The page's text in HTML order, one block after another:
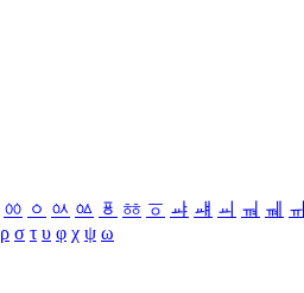
ㆀ ㆁ ㆂ ㆃ ㆄ ㆅ ㆆ ㆇ ㆈ ㆉ ㆊ ㆋ ㆌ
ρ σ τ υ φ χ ψ ω